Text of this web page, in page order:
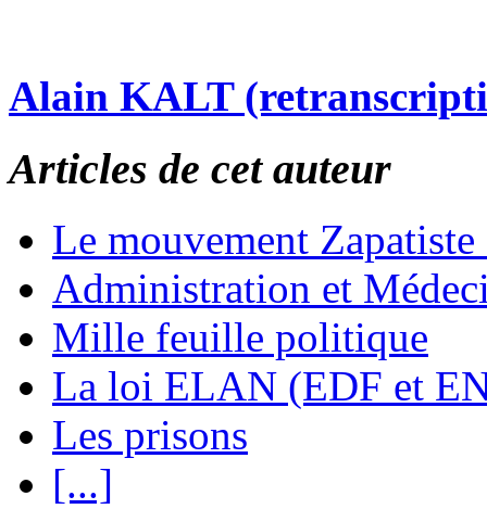
Alain KALT
Articles de cet auteur
Le mouvement
Administration et
Mille feuille politique
La loi ELAN (EDF et
Les prisons
[...]